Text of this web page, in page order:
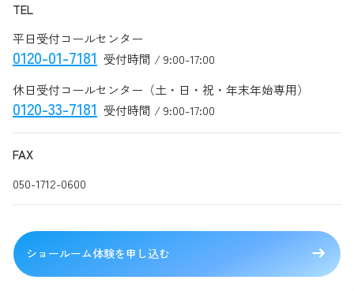
TEL
平日受付コールセンター
0120-01-7181 受付時間 / 9:00-17:00
休日受付コールセンター（土・日・祝・年末年始専用）
0120-33-7181 受付時間 / 9:00-17:00
FAX
050-1712-0600
ショールーム体験を申し込む